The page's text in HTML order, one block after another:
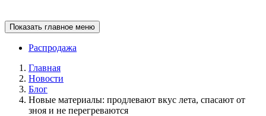
Показать главное меню
Распродажа
Главная
Новости
Блог
Новые материалы: продлевают вкус лета, спасают от
зноя и не перегреваются